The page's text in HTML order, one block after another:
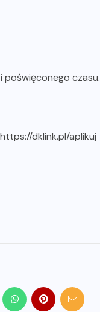
poświęconego czasu.
dklink.pl/aplikuj